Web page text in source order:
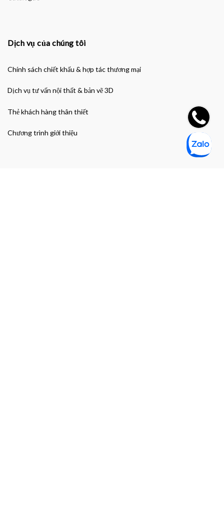
Dịch vụ của chúng tôi
Chính sách chiết khấu & hợp tác thương mại
Dịch vụ tư vấn nội thất & bản vẽ 3D
Thẻ khách hàng thân thiết
Chương trình giới thiệu